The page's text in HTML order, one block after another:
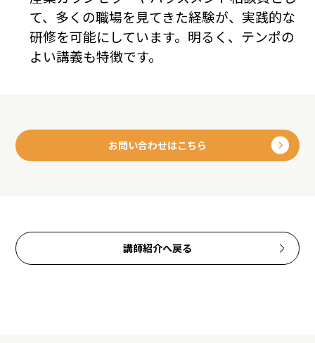
て、多くの職場を見てきた経験が、実践的な
研修を可能にしています。明るく、テンポの
よい講義も特徴です。
お問い合わせはこちら
講師紹介へ戻る